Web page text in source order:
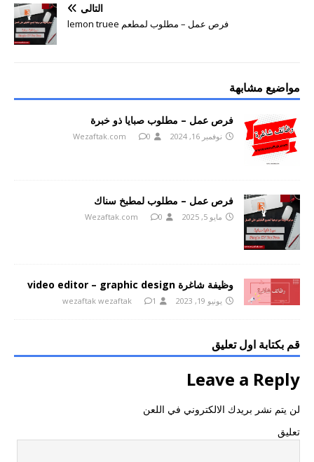
التالي
فرص عمل – مطلوب لمطعم lemon truee
مواضيع مشابهة
فرص عمل – مطلوب صبايا ذو خبرة
نوفمبر 16, 2024 Wezaftak.com 0
فرص عمل – مطلوب لمطبخ سناك
مايو 5, 2025 Wezaftak.com 0
وظيفة شاغرة video editor – graphic design
يونيو 19, 2023 wezaftak wezaftak 1
قم بكتابة اول تعليق
Leave a Reply
لن يتم نشر بريدك الالكتروني في اللعن
تعليق